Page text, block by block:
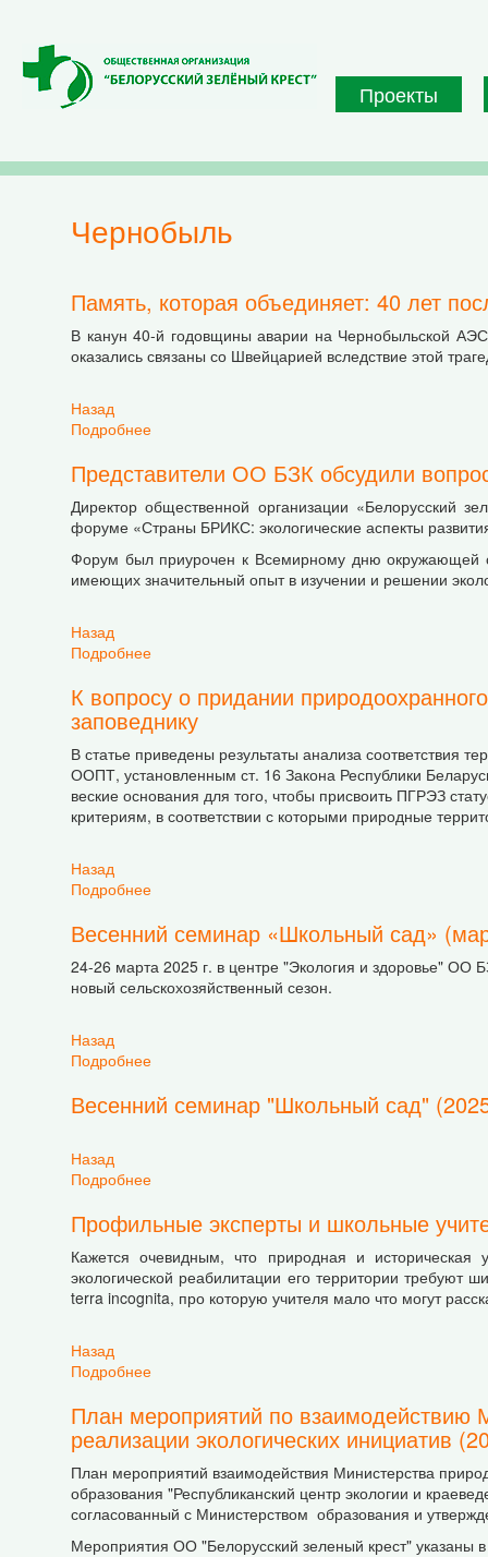
Проекты
чернобыль
Память, которая объединяет: 40 лет
В канун 40-й годовщины аварии на Чернобыльской
оказались связаны со Швейцарией вследствие этой
Назад
Подробнее
Представители ОО БЗК обсудили
Директор общественной организации «Белорусский
форуме «Страны БРИКС: экологические аспекты
Форум был приурочен к Всемирному дню окружающей
имеющих значительный опыт в изучении и решении
Назад
Подробнее
К вопросу о придании
заповеднику
В статье приведены результаты анализа
ООПТ, установленным ст. 16 Закона Республики
веские основания для того, чтобы присвоить ПГРЭЗ
критериям, в соответствии с которыми природные
Назад
Подробнее
Весенний семинар «Школьный сад»
24-26 марта 2025 г. в центре "Экология и здоровье" ОО
новый сельскохозяйственный сезон.
Назад
Подробнее
Весенний семинар "Школьный сад"
Назад
Подробнее
Профильные эксперты и школьные
Кажется очевидным, что природная и историческая
экологической реабилитации его территории
terra incognita, про которую учителя мало что могут
Назад
Подробнее
План мероприятий по
реализации экологических инициатив
План мероприятий взаимодействия Министерства
образования "Республиканский центр экологии и
согласованный с Министерством образования и
Мероприятия ОО "Белорусский зеленый крест" указаны